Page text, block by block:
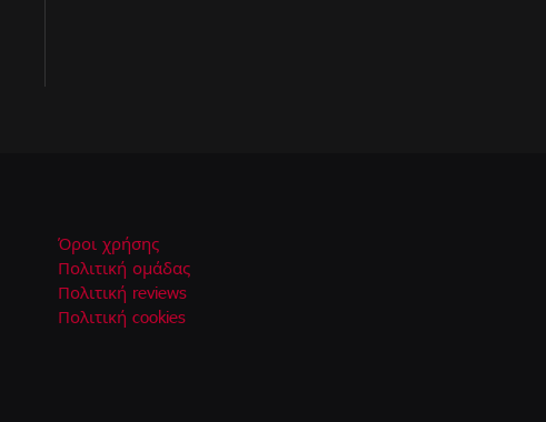
Όροι χρήσης
Πολιτική ομάδας
Πολιτική reviews
Πολιτική cookies